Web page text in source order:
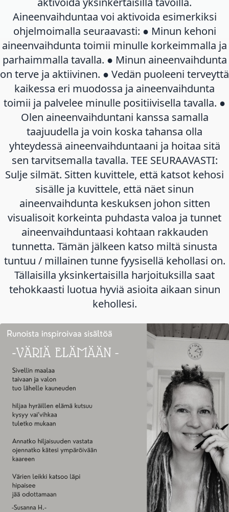
Aineenvaihduntaa voi aktivoida esimerkiksi
ohjelmoimalla seuraavasti: ● Minun kehoni
aineenvaihdunta toimii minulle korkeimmalla ja
parhaimmalla tavalla. ● Minun aineenvaihdunta
on terve ja aktiivinen. ● Vedän puoleeni terveyttä
kaikessa eri muodossa ja aineenvaihdunta
toimii ja palvelee minulle positiivisella tavalla. ●
Olen aineenvaihduntani kanssa samalla
taajuudella ja voin koska tahansa olla
yhteydessä aineenvaihduntaani ja hoitaa sitä
sen tarvitsemalla tavalla. TEE SEURAAVASTI:
Sulje silmät. Sitten kuvittele, että katsot kehosi
sisälle ja kuvittele, että näet sinun
aineenvaihdunta keskuksen johon sitten
visualisoit korkeinta puhdasta valoa ja tunnet
aineenvaihduntaasi kohtaan rakkauden
tunnetta. Tämän jälkeen katso miltä sinusta
tuntuu / millainen tunne fyysisellä kehollasi on.
Tällaisilla yksinkertaisilla harjoituksilla saat
tehokkaasti luotua hyviä asioita aikaan sinun
kehollesi.